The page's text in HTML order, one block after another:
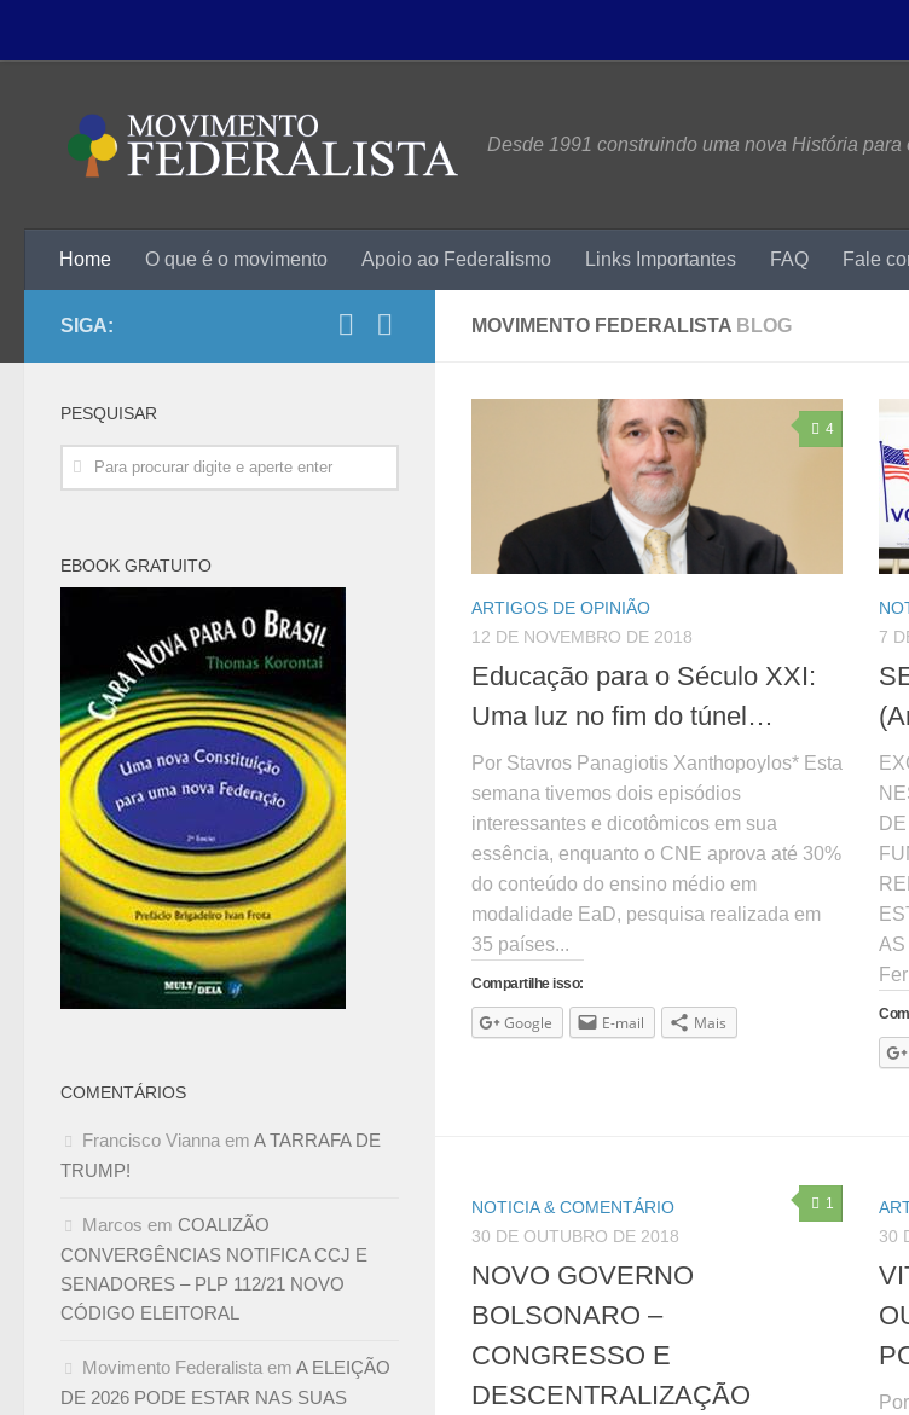
Desde 1991 construindo uma nova História para
Home O que é o movimento Apoio ao Federalismo Links Importantes FAQ Fale
MOVIMENTO FEDERALISTA BLOG
4
ARTIGOS DE OPINIÃO
12 DE NOVEMBRO DE 2018
Educação para o Século XXI:
Uma luz no fim do túnel…
Por Stavros Panagiotis Xanthopoylos* Esta
semana tivemos dois episódios
interessantes e dicotômicos em sua
essência, enquanto o CNE aprova até 30%
do conteúdo do ensino médio em
modalidade EaD, pesquisa realizada em
35 países...
Compartilhe isso:
Google E-mail Mais
7
AS
1
NOTICIA & COMENTÁRIO
30 DE OUTUBRO DE 2018
NOVO GOVERNO
BOLSONARO –
CONGRESSO E
DESCENTRALIZAÇÃO
30
SIGA:
PESQUISAR
EBOOK GRATUITO
COMENTÁRIOS
Francisco Vianna em A TARRAFA DE
TRUMP!
Marcos em COALIZÃO
CONVERGÊNCIAS NOTIFICA CCJ E
SENADORES – PLP 112/21 NOVO
CÓDIGO ELEITORAL
Movimento Federalista em A ELEIÇÃO
DE 2026 PODE ESTAR NAS SUAS